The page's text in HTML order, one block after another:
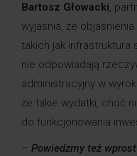
Bartosz Głowacki,
wyjaśnia, że
takich jak infrastruktura
nie odpowiadają
administracyjny w
że takie wydatki, choć
do funkcjonowania
– Powiedzmy też